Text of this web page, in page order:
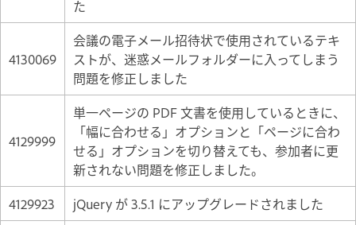
た
4130069
会議の電子メール招待状で使用されているテキ
ストが、迷惑メールフォルダーに入ってしまう
問題を修正しました
4129999
単一ページの PDF 文書を使用しているときに、
「幅に合わせる」オプションと「ページに合わ
せる」オプションを切り替えても、参加者に更
新されない問題を修正しました。
4129923
jQuery が 3.5.1 にアップグレードされました